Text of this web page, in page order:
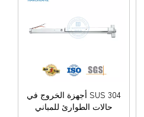
SUS 304 أجهزة الخروج في
حالات الطوارئ للمباني